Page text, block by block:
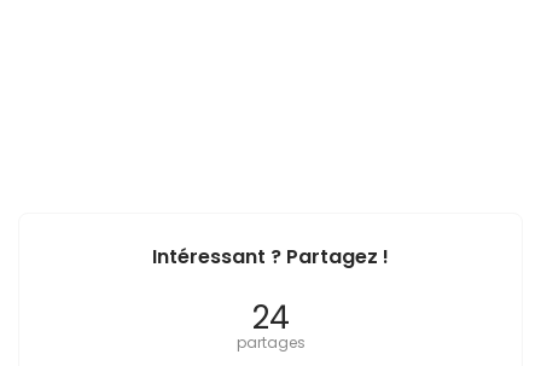
Intéressant ? Partagez !
24
partages